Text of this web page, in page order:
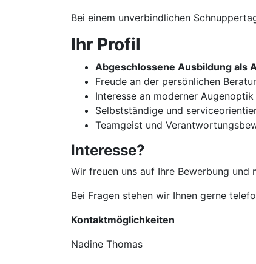
Bei einem unverbindlichen
Ihr Profil
Abgeschlossene Ausbildung
Freude an der persönlichen
Interesse an moderner
Selbstständige und
Teamgeist und
Interesse?
Wir freuen uns auf Ihre Bewerbung und
Bei Fragen stehen wir Ihnen gerne
Kontaktmöglichkeiten
Nadine Thomas